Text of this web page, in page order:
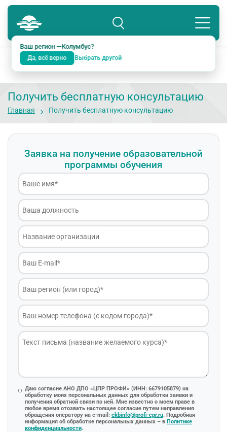
Колумбус
Подразделение: Екатеринбург
Ваш регион —Колумбус?
Да, всё верно Выбрать другой
8 800 234-18-38
Получить бесплатную консультацию
Главная Получить бесплатную консультацию
Заявка на получение образовательной
программы обучения
Даю согласие АНО ДПО «ЦПР ПРОФИ» (ИНН: 6679105879) на
обработку моих персональных данных для обработки заявки и
получения обратной связи по ней. Мне известно о моем праве в
любое время отозвать настоящее согласие путем направления
обращения оператору на e-mail: ekbinfo@profi-cpr.ru. Подробная
информация об обработке персональных данных – в Политике
конфиденциальности.